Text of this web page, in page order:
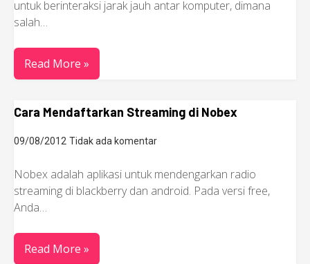
untuk berinteraksi jarak jauh antar komputer, dimana
salah…
Read More »
Cara Mendaftarkan Streaming di Nobex
09/08/2012 Tidak ada komentar
Nobex adalah aplikasi untuk mendengarkan radio
streaming di blackberry dan android. Pada versi free,
Anda…
Read More »